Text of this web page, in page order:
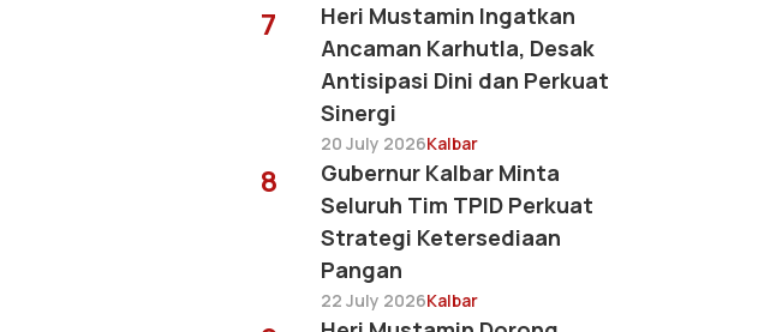
7
Heri Mustamin Ingatkan
Ancaman Karhutla, Desak
Antisipasi Dini dan Perkuat
Sinergi
20 July 2026Kalbar
8
Gubernur Kalbar Minta
Seluruh Tim TPID Perkuat
Strategi Ketersediaan
Pangan
22 July 2026Kalbar